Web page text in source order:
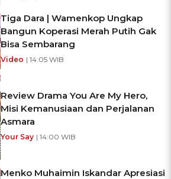
Tiga Dara | Wamenkop Ungkap
Bangun Koperasi Merah Putih Gak
Bisa Sembarang
Video | 14:05 WIB
Review Drama You Are My Hero,
Misi Kemanusiaan dan Perjalanan
Asmara
Your Say | 14:00 WIB
Menko Muhaimin Iskandar Apresiasi